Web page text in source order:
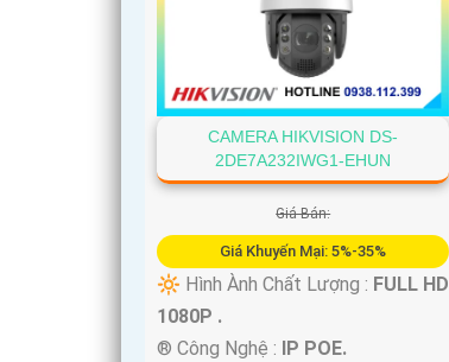
CAMERA HIKVISION DS-
2DE7A232IWG1-EHUN
Giá Bán:
Giá Khuyến Mại: 5%-35%
🔆 Hình Ành Chất Lượng : FULL HD
1080P .
®️ Công Nghệ : IP POE.